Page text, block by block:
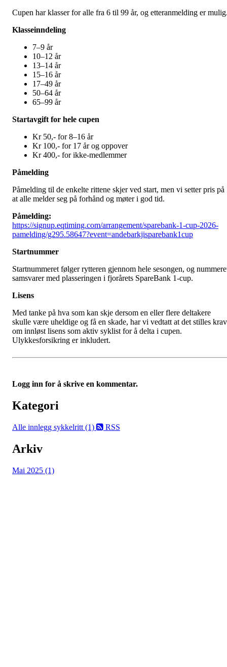
Cupen har klasser for alle fra 6 til 99 år, og etteranmelding er
Klasseinndeling
7–9 år
10–12 år
13–14 år
15–16 år
17–49 år
50–64 år
65–99 år
Startavgift for hele cupen
Kr 50,- for 8–16 år
Kr 100,- for 17 år og oppover
Kr 400,- for ikke-medlemmer
Påmelding
Påmelding til de enkelte rittene skjer ved start, men vi setter pris på
at alle melder seg på forhånd og møter i god tid.
Påmelding:
https://signup.eqtiming.com/arrangement/sparebank-1-cup-2026-
pamelding/g295.58647?event=andebarkjisparebank1cup
Startnummer
Startnummeret følger rytteren gjennom hele sesongen, og
samsvarer med plasseringen i fjorårets SpareBank 1-cup.
Lisens
Med tanke på hva som kan skje dersom en eller flere deltakere
skulle være uheldige og få en skade, har vi vedtatt at det stilles krav
om innløst lisens som aktiv syklist for å delta i cupen.
Ulykkesforsikring er inkludert.
Logg inn for å skrive en kommentar.
Kategori
Alle innlegg sykkelritt (1) RSS
Arkiv
Mai 2025 (1)